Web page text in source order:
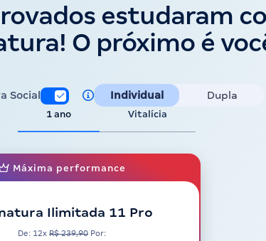
estudaram
O próximo é
Social Individual Dupla
1 ano Vitalícia
Máxima performance
Ilimitada 11 Pro
De: 12x R$ 239,90 Por: